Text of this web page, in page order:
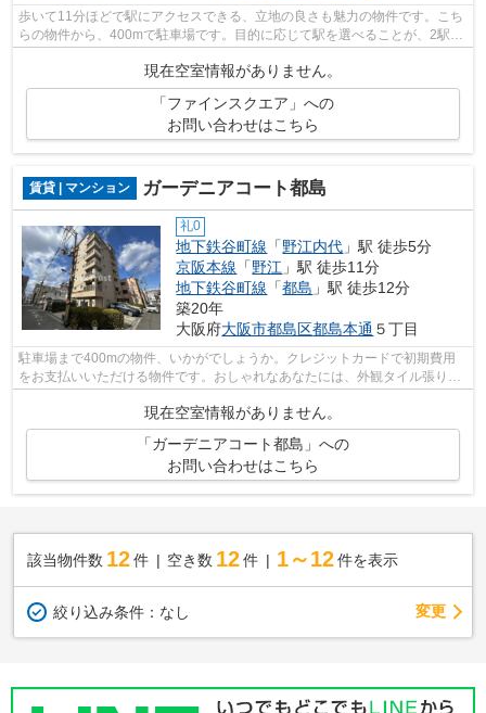
歩いて11分ほどで駅にアクセスできる、立地の良さも魅力の物件です。こち
らの物件から、400mで駐車場です。目的に応じて駅を選べることが、2駅利
現在空室情報がありません。
「ファインスクエア」への
お問い合わせはこちら
賃貸 | マンション ガーデニアコート都島
礼0
地下鉄谷町線 「野江内代 」駅 徒歩5分
京阪本線 「野江 」駅 徒歩11分
地下鉄谷町線 「都島 」駅 徒歩12分
築20年
大阪府大阪市都島区都島本通 ５丁目
駐車場まで400mの物件、いかがでしょうか。クレジットカードで初期費用
をお支払いいただける物件です。おしゃれなあなたには、外観タイル張りの
物件がおすすめです。こちらの物件はマ...
現在空室情報がありません。
「ガーデニアコート都島」への
お問い合わせはこちら
該当物件数 12件 空き数 12 件 1～12 件を表示
絞り込み条件： なし 変更